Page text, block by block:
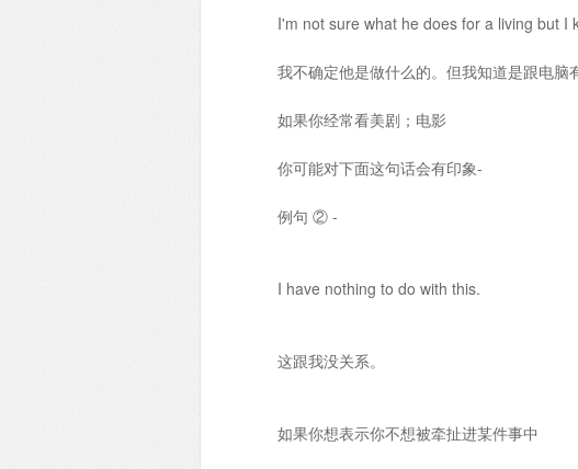
I'm not sure what he does for a living but I
我不确定他是做什么的。但我知道是跟电脑
如果你经常看美剧；电影
你可能对下面这句话会有印象-
例句 ② -
I have nothing to do with this.
这跟我没关系。
如果你想表示你不想被牵扯进某件事中